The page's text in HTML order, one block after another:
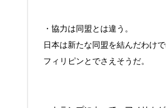
・協力は同盟とは違う。
日本は新たな同盟を結んだわけで
フィリピンとでさえそうだ。